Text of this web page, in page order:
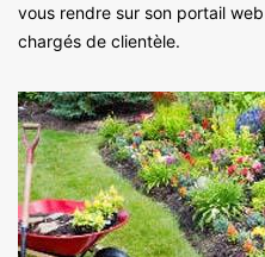
vous rendre sur son portail
chargés de clientèle.